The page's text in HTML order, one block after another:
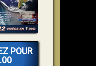
POUR